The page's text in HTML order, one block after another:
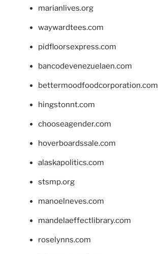
marianlives.org
waywardtees.com
pidfloorsexpress.com
bancodevenezuelaen.com
bettermoodfoodcorporation.com
hingstonnt.com
chooseagender.com
hoverboardssale.com
alaskapolitics.com
stsmp.org
manoelneves.com
mandelaeffectlibrary.com
roselynns.com